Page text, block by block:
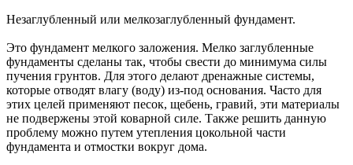
Незаглубленный или мелкозаглубленный фундамент.
Это фундамент мелкого заложения. Мелко заглубленные
фундаменты сделаны так, чтобы свести до минимума силы
пучения грунтов. Для этого делают дренажные системы,
которые отводят влагу (воду) из-под основания. Часто для
этих целей применяют песок, щебень, гравий, эти материалы
не подвержены этой коварной силе. Также решить данную
проблему можно путем утепления цокольной части
фундамента и отмостки вокруг дома.